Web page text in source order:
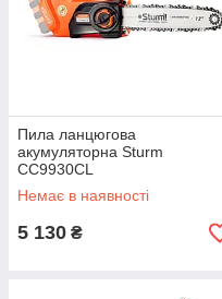
Пила ланцюгова
акумуляторна Sturm
CC9930CL
Немає в наявності
5 130 ₴